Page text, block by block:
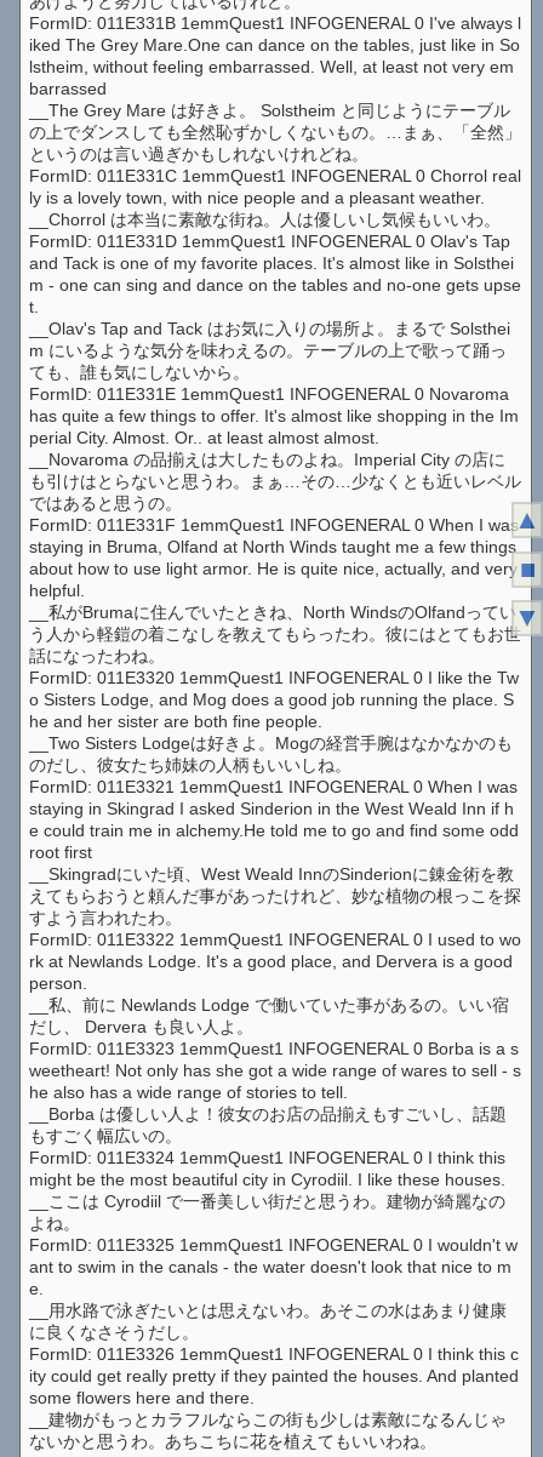
FormID: 011E331B 1emmQuest1 INFOGENERAL 0 I've always l
iked The Grey Mare.One can dance on the tables, just like in So
lstheim, without feeling embarrassed. Well, at least not very em
barrassed
__The Grey Mare は好きよ。 Solstheim と同じようにテーブル
の上でダンスしても全然恥ずかしくないもの。…まぁ、「全然」
というのは言い過ぎかもしれないけれどね。
FormID: 011E331C 1emmQuest1 INFOGENERAL 0 Chorrol real
ly is a lovely town, with nice people and a pleasant weather.
__Chorrol は本当に素敵な街ね。人は優しいし気候もいいわ。
FormID: 011E331D 1emmQuest1 INFOGENERAL 0 Olav's Tap
and Tack is one of my favorite places. It's almost like in Solsthei
m - one can sing and dance on the tables and no-one gets upse
t.
__Olav's Tap and Tack はお気に入りの場所よ。まるで Solsthei
m にいるような気分を味わえるの。テーブルの上で歌って踊っ
ても、誰も気にしないから。
FormID: 011E331E 1emmQuest1 INFOGENERAL 0 Novaroma
has quite a few things to offer. It's almost like shopping in the Im
perial City. Almost. Or.. at least almost almost.
__Novaroma の品揃えは大したものよね。Imperial City の店に
も引けはとらないと思うわ。まぁ…その…少なくとも近いレベル
ではあると思うの。
FormID: 011E331F 1emmQuest1 INFOGENERAL 0 When I was
staying in Bruma, Olfand at North Winds taught me a few things
about how to use light armor. He is quite nice, actually, and very
helpful.
__私がBrumaに住んでいたときね、North WindsのOlfandってい
う人から軽鎧の着こなしを教えてもらったわ。彼にはとてもお世
話になったわね。
FormID: 011E3320 1emmQuest1 INFOGENERAL 0 I like the Tw
o Sisters Lodge, and Mog does a good job running the place. S
he and her sister are both fine people.
__Two Sisters Lodgeは好きよ。Mogの経営手腕はなかなかのも
のだし、彼女たち姉妹の人柄もいいしね。
FormID: 011E3321 1emmQuest1 INFOGENERAL 0 When I was
staying in Skingrad I asked Sinderion in the West Weald Inn if h
e could train me in alchemy.He told me to go and find some odd
root first
__Skingradにいた頃、West Weald InnのSinderionに錬金術を教
えてもらおうと頼んだ事があったけれど、妙な植物の根っこを探
すよう言われたわ。
FormID: 011E3322 1emmQuest1 INFOGENERAL 0 I used to wo
rk at Newlands Lodge. It's a good place, and Dervera is a good
person.
__私、前に Newlands Lodge で働いていた事があるの。いい宿
だし、 Dervera も良い人よ。
FormID: 011E3323 1emmQuest1 INFOGENERAL 0 Borba is a s
weetheart! Not only has she got a wide range of wares to sell - s
he also has a wide range of stories to tell.
__Borba は優しい人よ！彼女のお店の品揃えもすごいし、話題
もすごく幅広いの。
FormID: 011E3324 1emmQuest1 INFOGENERAL 0 I think this
might be the most beautiful city in Cyrodiil. I like these houses.
__ここは Cyrodiil で一番美しい街だと思うわ。建物が綺麗なの
よね。
FormID: 011E3325 1emmQuest1 INFOGENERAL 0 I wouldn't w
ant to swim in the canals - the water doesn't look that nice to m
e.
__用水路で泳ぎたいとは思えないわ。あそこの水はあまり健康
に良くなさそうだし。
FormID: 011E3326 1emmQuest1 INFOGENERAL 0 I think this c
ity could get really pretty if they painted the houses. And planted
some flowers here and there.
__建物がもっとカラフルならこの街も少しは素敵になるんじゃ
ないかと思うわ。あちこちに花を植えてもいいわね。
▲
■
▼